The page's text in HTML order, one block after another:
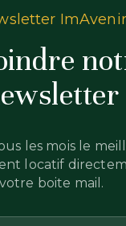
ImAvenir
les mois le
locatif
votre boite mail.